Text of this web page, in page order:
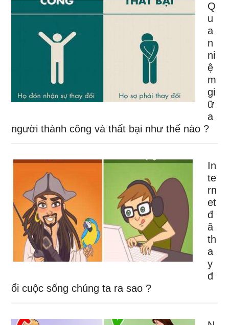
Q
u
a
n
ni
ệ
m
gi
ữ
a
người thành công và thất bại như thế nào ?
In
te
rn
et
đ
ã
th
a
y
đ
ổi cuộc sống chúng ta ra sao ?